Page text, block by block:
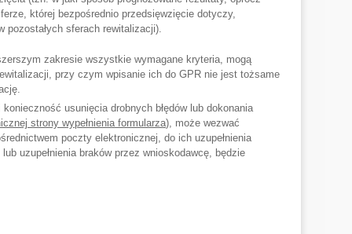
której bezpośrednio przedsięwzięcie dotyczy,
pozostałych sferach rewitalizacji).
zakresie wszystkie wymagane kryteria, mogą
przy czym wpisanie ich do GPR nie jest tożsame
usunięcia drobnych błędów lub dokonania
strony wypełnienia formularza), może wezwać
poczty elektronicznej, do ich uzupełnienia
uzupełnienia braków przez wnioskodawcę, będzie